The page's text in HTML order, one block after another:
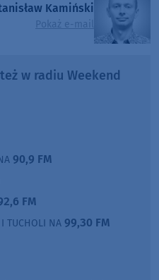
Kamiński
Pokaż e-mail
w radiu Weekend
90,9 FM
FM
I TUCHOLI NA 99,30 FM